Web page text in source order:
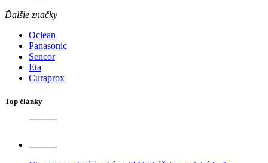
Ďalšie značky
Oclean
Panasonic
Sencor
Eta
Curaprox
Top články